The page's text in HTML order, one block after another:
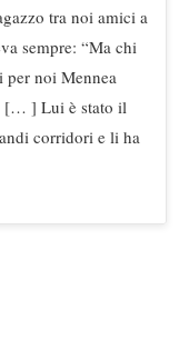
tra noi amici a
sempre: “Ma chi
per noi Mennea
[… ] Lui è stato il
corridori e li ha